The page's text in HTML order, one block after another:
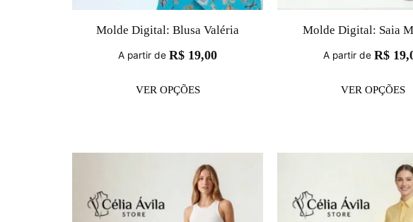
Molde Digital: Blusa Valéria
A partir de R$ 19,00
VER OPÇÕES
Molde Digital: Saia
A partir de R$
VER OPÇÕES